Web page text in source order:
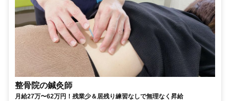
整骨院の鍼灸師
月給27万〜62万円！残業少＆居残り練習なしで無理なく昇給